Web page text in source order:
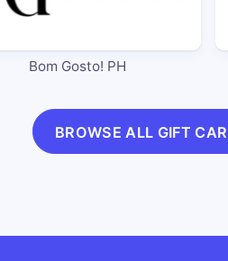
Bom Gosto! PH
BROWSE ALL GIFT